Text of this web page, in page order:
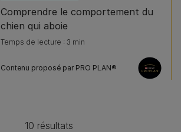
Comprendre le comportement du
chien qui aboie
Temps de lecture : 3 min
Contenu proposé par PRO PLAN®
10 résultats